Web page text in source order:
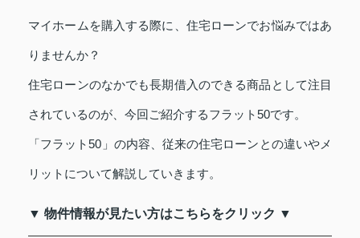
マイホームを購入する際に、住宅ローンでお悩みではあ
りませんか？
住宅ローンのなかでも長期借入のできる商品として注目
されているのが、今回ご紹介するフラット50です。
「フラット50」の内容、従来の住宅ローンとの違いやメ
リットについて解説していきます。
▼ 物件情報が見たい方はこちらをクリック ▼